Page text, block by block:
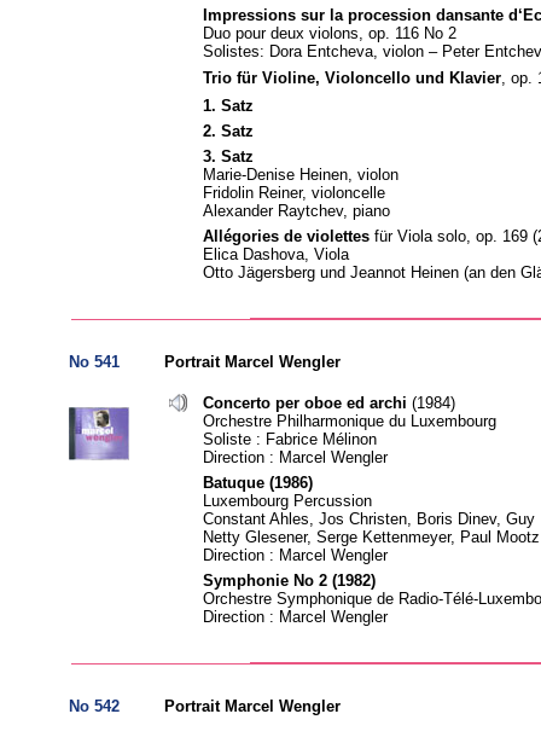
Impressions sur la procession dansante
Duo pour deux violons, op. 116 No 2
Solistes: Dora Entcheva, violon – Peter
Trio für Violine, Violoncello und Klavier, op.
1. Satz
2. Satz
3. Satz
Marie-Denise Heinen, violon
Fridolin Reiner, violoncelle
Alexander Raytchev, piano
Allégories de violettes für Viola solo, op. 169
Elica Dashova, Viola
Otto Jägersberg und Jeannot Heinen (an den
No 541 Portrait Marcel Wengler
Concerto per oboe ed archi (1984)
Orchestre Philharmonique du Luxembourg
Soliste : Fabrice Mélinon
Direction : Marcel Wengler
Batuque (1986)
Luxembourg Percussion
Constant Ahles, Jos Christen, Boris Dinev, Guy
Netty Glesener, Serge Kettenmeyer, Paul Mootz
Direction : Marcel Wengler
Symphonie No 2 (1982)
Orchestre Symphonique de Radio-Télé-
Direction : Marcel Wengler
No 542 Portrait Marcel Wengler